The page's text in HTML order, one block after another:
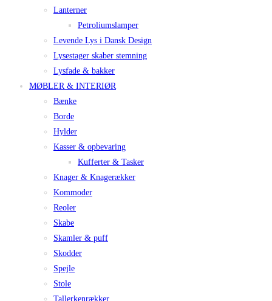
Lanterner
Petroliumslamper
Levende Lys i Dansk Design
Lysestager skaber stemning
Lysfade & bakker
MØBLER & INTERIØR
Bænke
Borde
Hylder
Kasser & opbevaring
Kufferter & Tasker
Knager & Knagerækker
Kommoder
Reoler
Skabe
Skamler & puff
Skodder
Spejle
Stole
Tallerkenrækker